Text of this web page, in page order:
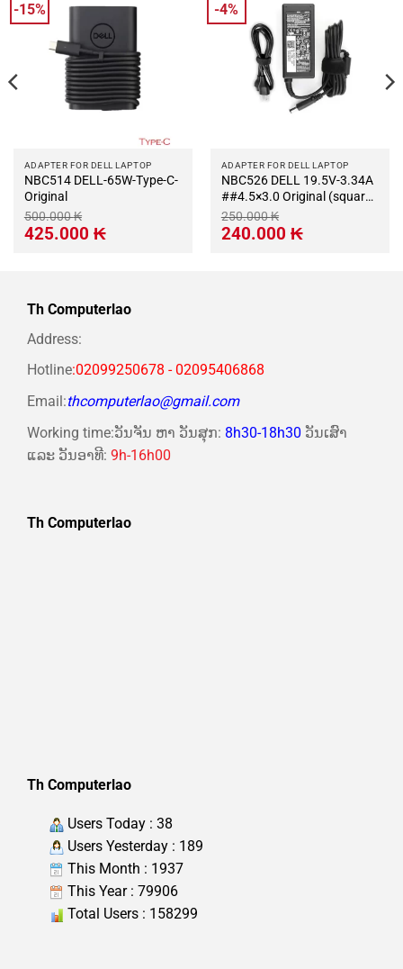
-15%
ADAPTER FOR DELL LAPTOP
NBC514 DELL-65W-Type-C-
Original
500.000₭
Giá
gốc
425.000 ₭Giá
hiện
-4%
ADAPTER FOR DELL LAPTOP
NBC526 DELL 19.5V-3.34A
##4.5×3.0 Original (square
shape)
250.000₭
Giá
gốc
240.000 ₭Giá
hiện
Th Computerlao
Address:
Hotline:02099250678 - 02095406868
Email:thcomputerlao@gmail.com
Working time:ວັນຈັນ ຫາ ວັນສຸກ: 8h30-18h30 ວັນເສົາ
ແລະ ວັນອາທີ: 9h-16h00
Th Computerlao
Th Computerlao
Users Today : 38
Users Yesterday : 189
This Month : 1937
This Year : 79906
Total Users : 158299